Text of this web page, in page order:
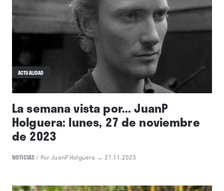
ACTUALIDAD
La semana vista por... JuanP
Holguera: lunes, 27 de noviembre
de 2023
NOTICIAS/ Por JuanP Holguera → 27.11.2023